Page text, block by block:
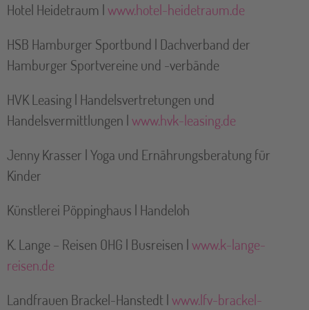
Hotel Heidetraum |www.hotel-heidetraum.de
HSB Hamburger Sportbund | Dachverband der
Hamburger Sportvereine und -verbände
HVK Leasing | Handelsvertretungen und
Handelsvermittlungen |www.hvk-leasing.de
Jenny Krasser | Yoga und Ernährungsberatung für
Kinder
Künstlerei Pöppinghaus | Handeloh
K. Lange – Reisen OHG | Busreisen |www.k-lange-
reisen.de
Landfrauen Brackel-Hanstedt |www.lfv-brackel-